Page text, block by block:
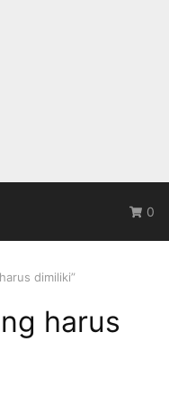
0
dimiliki”
harus